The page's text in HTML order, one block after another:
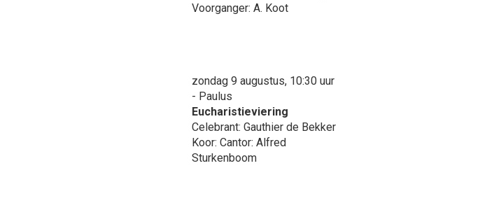
Voorganger: A. Koot
zondag 9 augustus, 10:30 uur
- Paulus
Eucharistieviering
Celebrant: Gauthier de Bekker
Koor: Cantor: Alfred
Sturkenboom